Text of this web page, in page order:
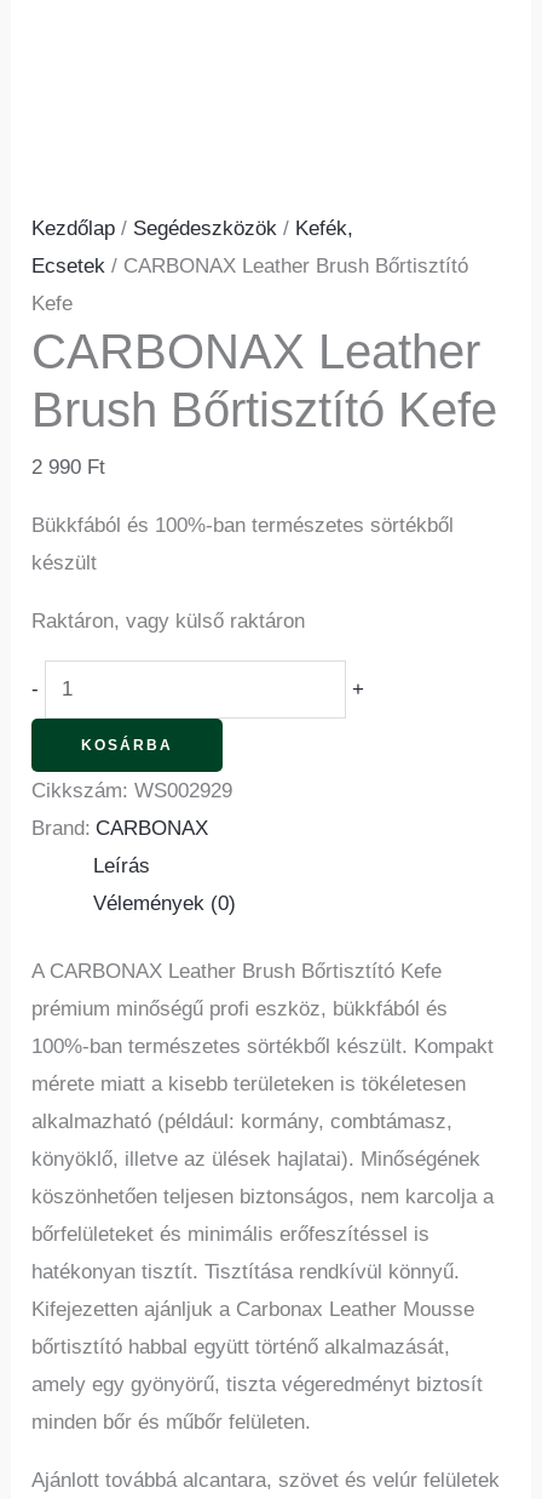
Kezdőlap / Segédeszközök / Kefék,
Ecsetek / CARBONAX Leather Brush Bőrtisztító
Kefe
CARBONAX Leather
Brush Bőrtisztító Kefe
2 990 Ft
Bükkfából és 100%-ban természetes sörtékből
készült
Raktáron, vagy külső raktáron
- +
KOSÁRBA
Cikkszám:WS002929
Brand: CARBONAX
Leírás
Vélemények (0)
A CARBONAX Leather Brush Bőrtisztító Kefe
prémium minőségű profi eszköz, bükkfából és
100%-ban természetes sörtékből készült. Kompakt
mérete miatt a kisebb területeken is tökéletesen
alkalmazható (például: kormány, combtámasz,
könyöklő, illetve az ülések hajlatai). Minőségének
köszönhetően teljesen biztonságos, nem karcolja a
bőrfelületeket és minimális erőfeszítéssel is
hatékonyan tisztít. Tisztítása rendkívül könnyű.
Kifejezetten ajánljuk a Carbonax Leather Mousse
bőrtisztító habbal együtt történő alkalmazását,
amely egy gyönyörű, tiszta végeredményt biztosít
minden bőr és műbőr felületen.
Ajánlott továbbá alcantara, szövet és velúr felületek